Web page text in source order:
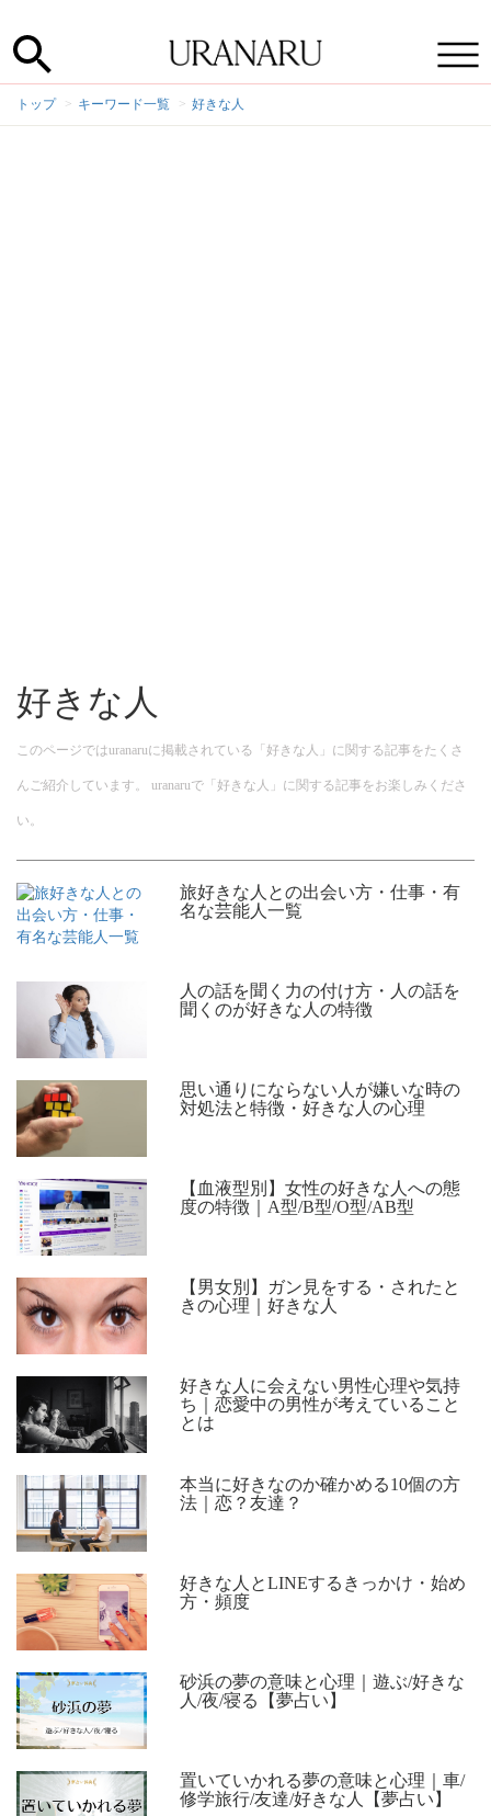
トップ キーワード一覧 好きな人
好きな人
このページではuranaruに掲載されている「好きな人」に関する記事をたくさ
んご紹介しています。 uranaruで「好きな人」に関する記事をお楽しみくださ
い。
旅好きな人との出会い方・仕事・有
名な芸能人一覧
人の話を聞く力の付け方・人の話を
聞くのが好きな人の特徴
思い通りにならない人が嫌いな時の
対処法と特徴・好きな人の心理
【血液型別】女性の好きな人への態
度の特徴｜A型/B型/O型/AB型
【男女別】ガン見をする・されたと
きの心理｜好きな人
好きな人に会えない男性心理や気持
ち｜恋愛中の男性が考えていること
とは
本当に好きなのか確かめる10個の方
法｜恋？友達？
好きな人とLINEするきっかけ・始め
方・頻度
砂浜の夢の意味と心理｜遊ぶ/好きな
人/夜/寝る【夢占い】
置いていかれる夢の意味と心理｜車/
修学旅行/友達/好きな人【夢占い】